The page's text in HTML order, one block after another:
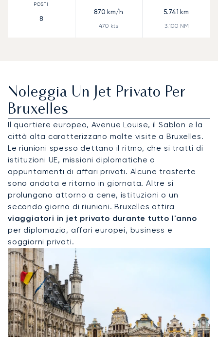
8
870 km/h
470 kts
5.741 km
3.100 NM
Noleggia Un Jet Privato Per
Bruxelles
Il quartiere europeo, Avenue Louise, il Sablon e la
città alta caratterizzano molte visite a Bruxelles.
Le riunioni spesso dettano il ritmo, che si tratti di
istituzioni UE, missioni diplomatiche o
appuntamenti di affari privati. Alcune trasferte
sono andata e ritorno in giornata. Altre si
prolungano attorno a cene, istituzioni o un
secondo giorno di riunioni. Bruxelles attira
viaggiatori in jet privato durante tutto l'anno
per diplomazia, affari europei, business e
soggiorni privati.